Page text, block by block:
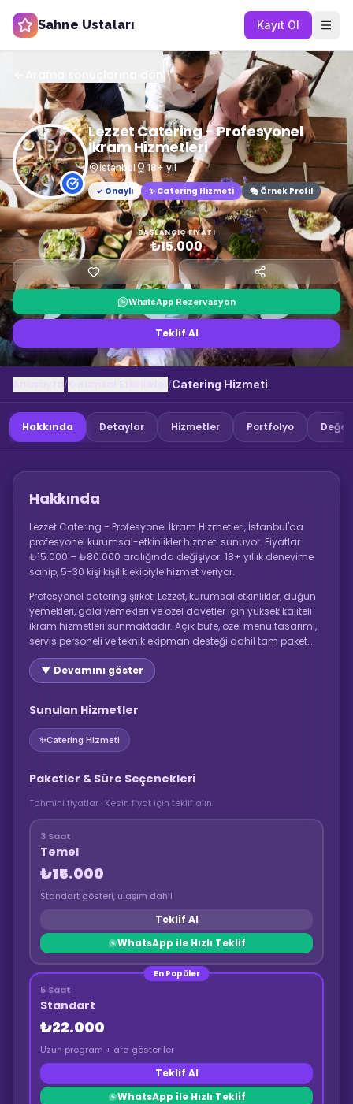
Sahne Ustaları Kayıt Ol
Lezzet Catering - Profesyonel
İkram Hizmetleri
İstanbul 18+ yıl
✓ Onaylı
✨ Catering Hizmeti 🎭 Örnek Profil
BAŞLANGIÇ FIYATI
₺15.000
WhatsApp Rezervasyon
Teklif Al
/ /Catering Hizmeti
Hakkında Detaylar Hizmetler Portfolyo
Hakkında
Lezzet Catering - Profesyonel İkram Hizmetleri, İstanbul'da
profesyonel kurumsal-etkinlikler hizmeti sunuyor. Fiyatlar
₺15.000 – ₺80.000 aralığında değişiyor. 18+ yıllık deneyime
sahip, 5-30 kişi kişilik ekibiyle hizmet veriyor.
Profesyonel catering şirketi Lezzet, kurumsal etkinlikler, düğün
yemekleri, gala yemekleri ve özel davetler için yüksek kaliteli
ikram hizmetleri sunmaktadır. Açık büfe, özel menü tasarımı,
servis personeli ve teknik ekipman desteği dahil tam paket
catering çözümleri. İstanbul ve Marmara bölgesine hizmet
vermektedir.
▼ Devamını göster
Sunulan Hizmetler
✨Catering Hizmeti
Paketler & Süre Seçenekleri
Tahmini fiyatlar · Kesin fiyat için teklif alın
3 Saat
Temel
₺15.000
Standart gösteri, ulaşım dahil
Teklif Al
WhatsApp ile Hızlı Teklif
En Popüler
5 Saat
Standart
₺22.000
Uzun program + ara gösteriler
Teklif Al
WhatsApp ile Hızlı Teklif